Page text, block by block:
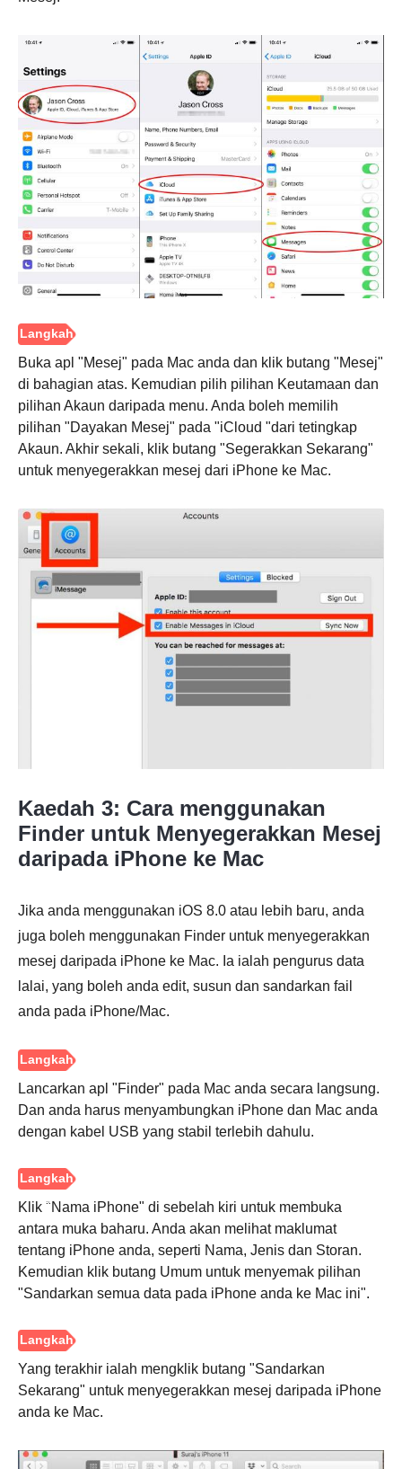
Langkah
1.
Langkah
2.
Buka apl "Mesej" pada Mac anda dan klik butang "Mesej"
di bahagian atas. Kemudian pilih pilihan Keutamaan dan
pilihan Akaun daripada menu. Anda boleh memilih
pilihan "Dayakan Mesej" pada "iCloud "dari tetingkap
Akaun. Akhir sekali, klik butang "Segerakkan Sekarang"
untuk menyegerakkan mesej dari iPhone ke Mac.
Kaedah 3: Cara menggunakan
Finder untuk Menyegerakkan Mesej
daripada iPhone ke Mac
Jika anda menggunakan iOS 8.0 atau lebih baru, anda
juga boleh menggunakan Finder untuk menyegerakkan
mesej daripada iPhone ke Mac. Ia ialah pengurus data
lalai, yang boleh anda edit, susun dan sandarkan fail
anda pada iPhone/Mac.
Lancarkan apl "Finder" pada Mac anda secara langsung.
Dan anda harus menyambungkan iPhone dan Mac anda
dengan kabel USB yang stabil terlebih dahulu.
Klik "Nama iPhone" di sebelah kiri untuk membuka
antara muka baharu. Anda akan melihat maklumat
tentang iPhone anda, seperti Nama, Jenis dan Storan.
Kemudian klik butang Umum untuk menyemak pilihan
"Sandarkan semua data pada iPhone anda ke Mac ini".
Yang terakhir ialah mengklik butang "Sandarkan
Sekarang" untuk menyegerakkan mesej daripada iPhone
anda ke Mac.